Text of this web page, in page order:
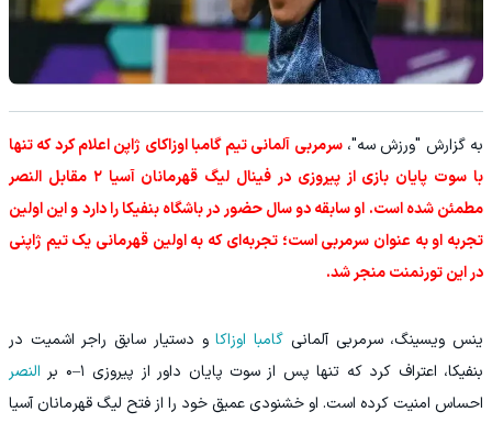
به گزارش "ورزش سه"،سرمربی آلمانی تیم گامبا اوزاکای ژاپن اعلام کرد که تنها
با سوت پایان بازی از پیروزی در فینال لیگ قهرمانان آسیا ۲ مقابل النصر
مطمئن شده است. او سابقه دو سال حضور در باشگاه بنفیکا را دارد و این اولین
تجربه او به عنوان سرمربی است؛ تجربه‌ای که به اولین قهرمانی یک تیم ژاپنی
در این تورنمنت منجر شد.
ینس ویسینگ، سرمربی آلمانی گامبا اوزاکاو دستیار سابق راجر اشمیت در
بنفیکا، اعتراف کرد که تنها پس از سوت پایان داور از پیروزی ۱–۰ بر
النصر
احساس امنیت کرده است. او خشنودی عمیق خود را از فتح لیگ قهرمانان آسیا